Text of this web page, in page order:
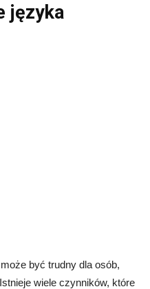
języka
być trudny dla osób,
wiele czynników, które